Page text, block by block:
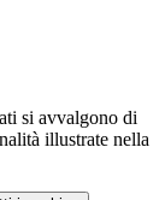
si avvalgono di
illustrate nella